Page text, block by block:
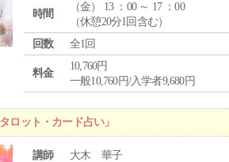
時間
（金） 13 ：00 ～ 17 ：00
（休憩20分1回含む）
回数
全1回
料金
10,760円
一般10,760円/入学者9,680円
ロット・カード占い」
講師
大木 華子